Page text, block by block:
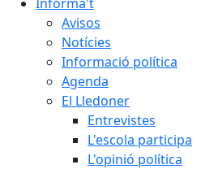
Avisos
Notícies
Informació política
Agenda
El Lledoner
Entrevistes
L'escola participa
L'opinió política